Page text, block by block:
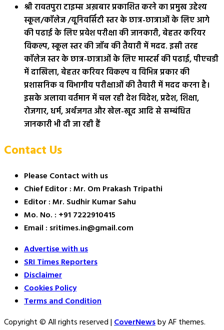
श्री रावतपुरा टाइम्स अख़बार प्रकाशित करने का प्रमुख उद्देश्य
स्कूल/कॉलेज /यूनिवर्सिटी स्तर के छात्र-छात्राओं के लिए आगे
की पढाई के लिए प्रवेश परीक्षा की जानकारी, बेहतर करियर
विकल्प, स्कूल स्तर की जॉब की तैयारी में मदद. इसी तरह
कॉलेज स्तर के छात्र-छात्राओं के लिए मास्टर्स की पढाई, पीएचडी
में दाखिला, बेहतर करियर विकल्प व विभिन्न प्रकार की
प्रशासनिक व विभागीय परीक्षाओं की तैयारी में मदद करना है।
इसके अलावा वर्तमान में चल रही देश विदेश, प्रदेश, शिक्षा,
रोजगार, धर्म, अर्थजगत और खेल-खूद आदि से सम्बंधित
जानकारी भी दी जा रही हैं
Contact Us
Please Contact with us
Chief Editor : Mr. Om Prakash Tripathi
Editor : Mr. Sudhir Kumar Sahu
Mo. No. : +91 7222910415
Email : sritimes.in@gmail.com
Advertise with us
SRI Times Reporters
Disclaimer
Cookies Policy
Terms and Condition
Copyright © All rights reserved|CoverNewsby AF themes.